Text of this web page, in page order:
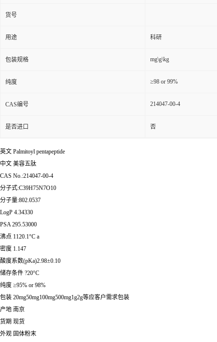
货号
用途 科研
包装规格 mg\g\kg
纯度 ≥98 or 99%
CAS编号 214047-00-4
是否进口 否
英文 Palmitoyl pentapeptide
中文 美容五肽
CAS No.:214047-00-4
分子式:C39H75N7O10
分子量:802.0537
LogP 4.34330
PSA 295.53000
沸点 1120.1°C a
密度 1.147
酸度系数(pKa)2.98±0.10
储存条件 ?20°C
纯度 ≥95% or 98%
包装 20mg50mg100mg500mg1g2g等应客户需求包装
产地 南京
货期 现货
外观 固体粉末